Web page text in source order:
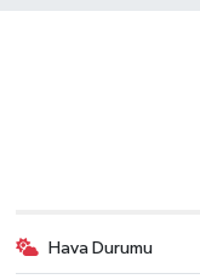
Hava Durumu